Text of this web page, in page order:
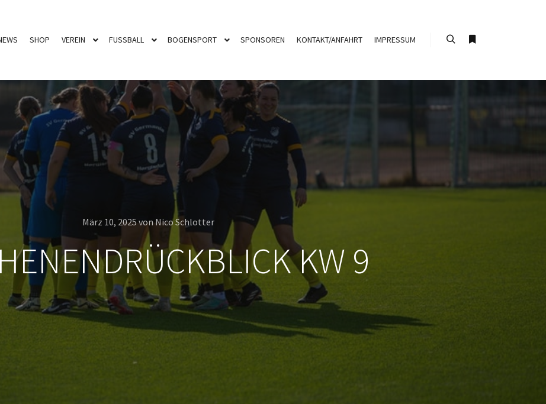
SHOP VEREIN FUSSBALL BOGENSPORT SPONSOREN KONTAKT/ANFAHRT IMPRESSUM
März 10, 2025vonNico Schlotter
KW 9